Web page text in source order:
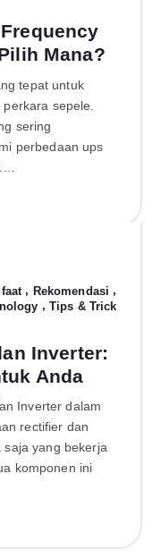
Mana?
tepat untuk
sepele.
sering
perbedaan ups
, Rekomendasi ,
, Tips & Trick
Inverter:
Anda
Inverter dalam
rectifier dan
saja yang bekerja
komponen ini